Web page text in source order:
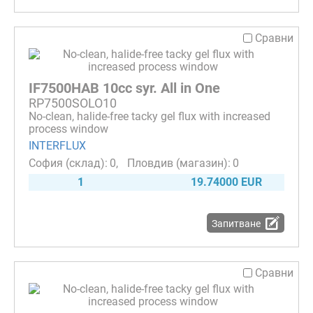
Сравни
IF7500HAB 10cc syr. All in One
RP7500SOLO10
No-clean, halide-free tacky gel flux with increased
process window
INTERFLUX
0
0
1
19.74000 EUR
Запитване
Сравни